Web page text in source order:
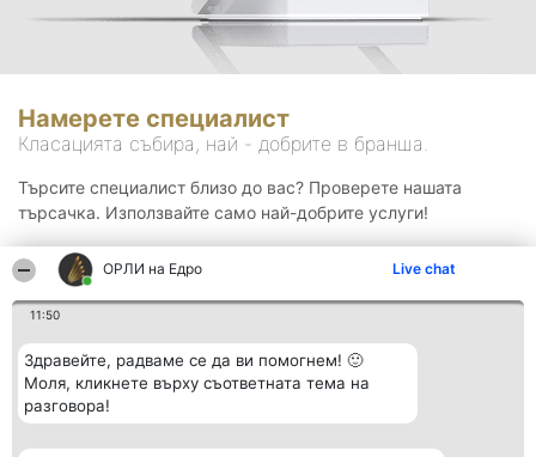
ОРЛИ на Едро Live chat
11:50
Здравейте, радваме се да ви помогнем! 🙂
Моля, кликнете върху съответната тема на
разговора!
Намерете специалист
Класацията събира, най - добрите в бранша.
Търсите специалист близо до вас? Проверете нашата
търсачка. Използвайте само най-добрите услуги!